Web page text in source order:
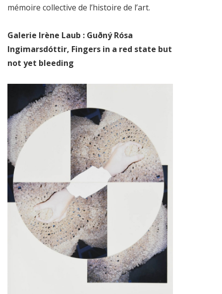
mémoire collective de l’histoire de l’art.
Galerie Irène Laub : Guðný Rósa
Ingimarsdóttir, Fingers in a red state but
not yet bleeding